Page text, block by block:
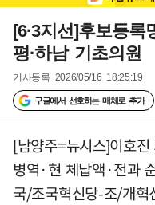
[6·3지선]후보등록
평·하남 기초의원
기사등록 2026/05/16 18:25:19
구글에서 선호하는 매체로 추가
[남양주=뉴시스]이호
병역·현 체납액·전과
국/조국혁신당-조/개